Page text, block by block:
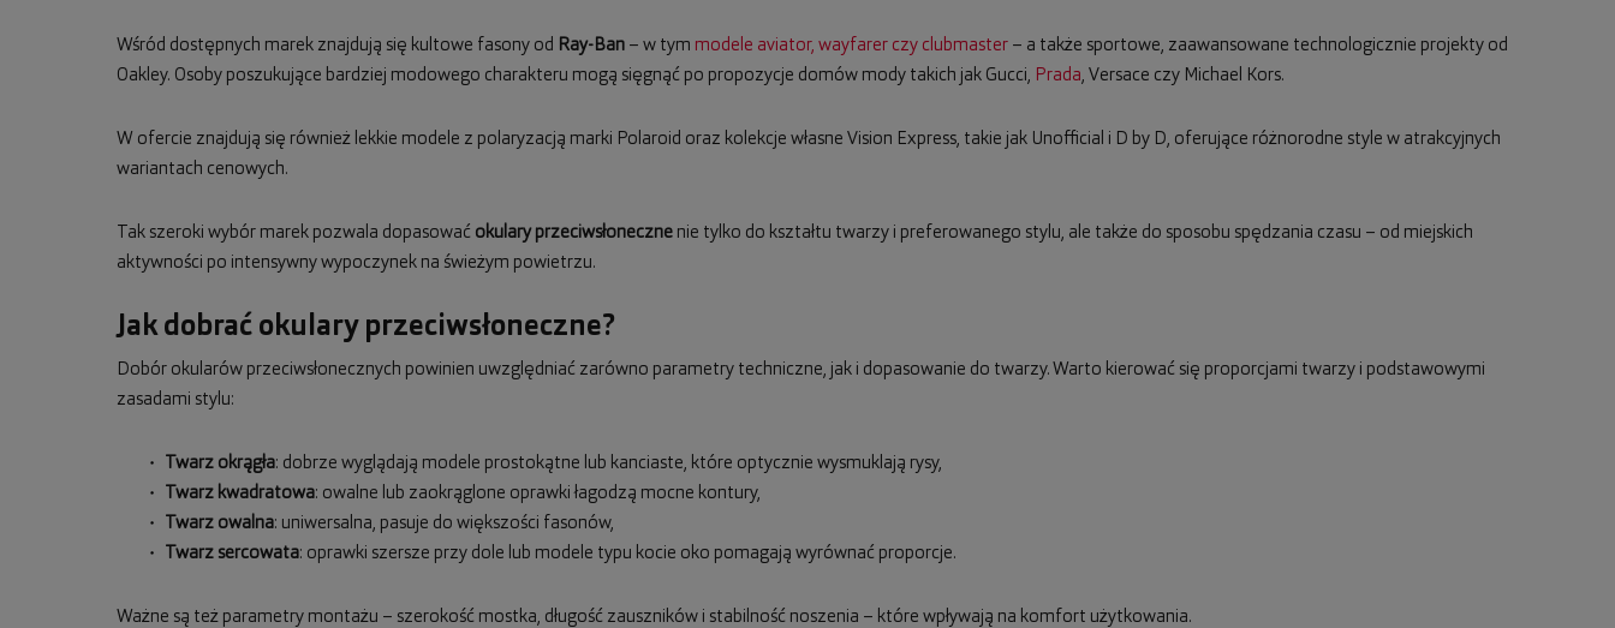
Wśród dostępnych marek znajdują się kultowe fasony od Ray-Ban – w tym modele aviator, wayfarer czy clubmaster – a także sportowe, zaawansowane technologicznie projekty od
Oakley. Osoby poszukujące bardziej modowego charakteru mogą sięgnąć po propozycje domów mody takich jak Gucci, Prada, Versace czy Michael Kors.
W ofercie znajdują się również lekkie modele z polaryzacją marki Polaroid oraz kolekcje własne Vision Express, takie jak Unofficial i D by D, oferujące różnorodne style w atrakcyjnych
wariantach cenowych.
Tak szeroki wybór marek pozwala dopasować okulary przeciwsłoneczne nie tylko do kształtu twarzy i preferowanego stylu, ale także do sposobu spędzania czasu – od miejskich
aktywności po intensywny wypoczynek na świeżym powietrzu.
Jak dobrać okulary przeciwsłoneczne?
Dobór okularów przeciwsłonecznych powinien uwzględniać zarówno parametry techniczne, jak i dopasowanie do twarzy. Warto kierować się proporcjami twarzy i podstawowymi
zasadami stylu:
Twarz okrągła: dobrze wyglądają modele prostokątne lub kanciaste, które optycznie wysmuklają rysy,
Twarz kwadratowa: owalne lub zaokrąglone oprawki łagodzą mocne kontury,
Twarz owalna: uniwersalna, pasuje do większości fasonów,
Twarz sercowata: oprawki szersze przy dole lub modele typu kocie oko pomagają wyrównać proporcje.
Ważne są też parametry montażu – szerokość mostka, długość zauszników i stabilność noszenia – które wpływają na komfort użytkowania.